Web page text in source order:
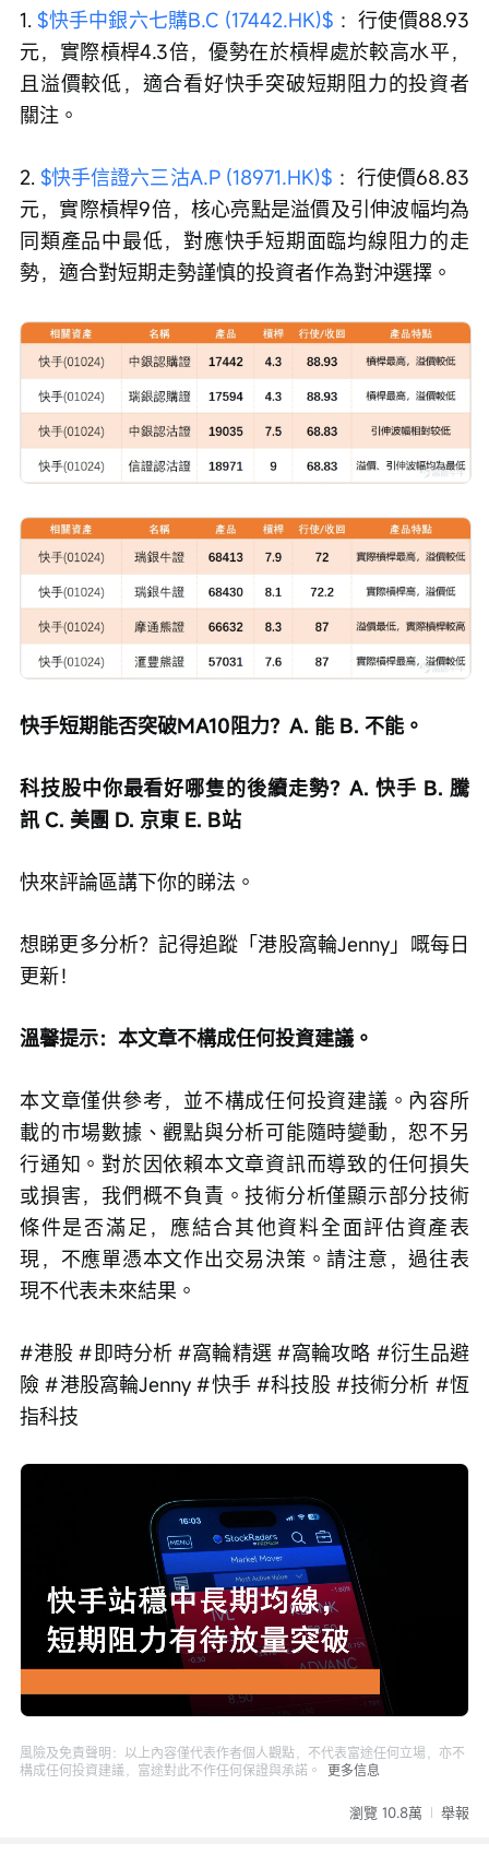
1. $快手中銀六七購B.C (17442.HK)$ ：行使價88.93
元，實際槓桿4.3倍，優勢在於槓桿處於較高水平，
且溢價較低，適合看好快手突破短期阻力的投資者
關注。
2. $快手信證六三沽A.P (18971.HK)$ ：行使價68.83
元，實際槓桿9倍，核心亮點是溢價及引伸波幅均為
同類產品中最低，對應快手短期面臨均線阻力的走
勢，適合對短期走勢謹慎的投資者作為對沖選擇。
快手短期能否突破MA10阻力？A. 能 B. 不能。
科技股中你最看好哪隻的後續走勢？A. 快手 B. 騰
訊 C. 美團 D. 京東 E. B站
快來評論區講下你的睇法。
想睇更多分析？記得追蹤「港股窩輪Jenny」嘅每日
更新！
溫馨提示：本文章不構成任何投資建議。
本文章僅供參考，並不構成任何投資建議。內容所
載的市場數據、觀點與分析可能隨時變動，恕不另
行通知。對於因依賴本文章資訊而導致的任何損失
或損害，我們概不負責。技術分析僅顯示部分技術
條件是否滿足，應結合其他資料全面評估資產表
現，不應單憑本文作出交易決策。請注意，過往表
現不代表未來結果。
#港股 #即時分析 #窩輪精選 #窩輪攻略 #衍生品避
險 #港股窩輪Jenny #快手 #科技股 #技術分析 #恆
指科技
消 /
0%
0%
放
度
風險及免責聲明：以上內容僅代表作者個人觀點，不代表富途任何立場，亦不
構成任何投資建議，富途對此不作任何保證與承諾。
更多信息
瀏覽 10.8萬 舉報